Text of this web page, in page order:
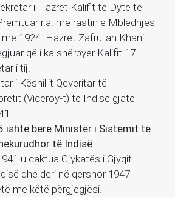
i Hazret Kalifit të Dytë të
r.a. me rastin e Mbledhjes
1924. Hazret Zafrullah Khani
që i ka shërbyer Kalifit 17
i tij.
i Këshillit Qeveritar të
(Viceroy-t) të Indisë gjatë
ishte bërë Ministër i Sistemit të
të Indisë
u caktua Gjykatës i Gjyqit
dhe deri në qershor 1947
me këtë përgjegjësi.